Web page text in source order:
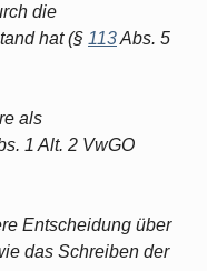
die
hat (§ 113Abs. 5
als
1 Alt. 2 VwGO
Entscheidung über
das Schreiben der